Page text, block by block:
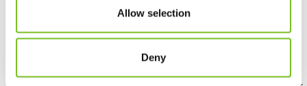
Allow selection
Deny
Jij zorgt ervoor dat patiënten met zuurstoftherapie in
hun thuisomgeving kunnen blijven wonen! Dagelijks
naar patiënten die behoefte hebben aan zuurstof. Jij
zorgt ervoor dat alle apparatuur geïnstalleerd en